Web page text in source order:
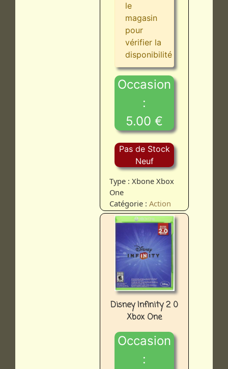
le
magasin
pour
vérifier la
disponibilité
Occasion
:
5.00 €
Pas de Stock
Neuf
Type : Xbone Xbox
One
Catégorie :Action
Disney Infinity 2 0
Xbox One
Occasion
: